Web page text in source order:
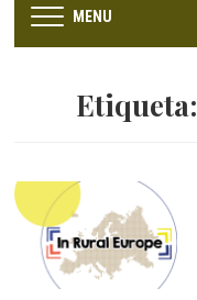
MENU
Etiqueta: